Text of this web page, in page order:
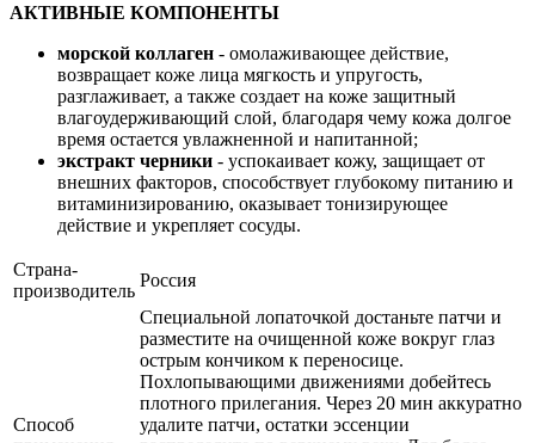
АКТИВНЫЕ КОМПОНЕНТЫ
морской коллаген - омолаживающее действие,
возвращает коже лица мягкость и упругость,
разглаживает, а также создает на коже защитный
влагоудерживающий слой, благодаря чему кожа долгое
время остается увлажненной и напитанной;
экстракт черники - успокаивает кожу, защищает от
внешних факторов, способствует глубокому питанию и
витаминизированию, оказывает тонизирующее
действие и укрепляет сосуды.
Страна-
производитель
Россия
Способ
Специальной лопаточкой достаньте патчи и
разместите на очищенной коже вокруг глаз
острым кончиком к переносице.
Похлопывающими движениями добейтесь
плотного прилегания. Через 20 мин аккуратно
удалите патчи, остатки эссенции